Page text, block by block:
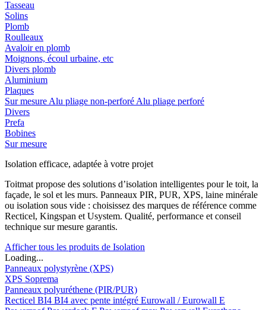
Tasseau
Solins
Plomb
Roulleaux
Avaloir en plomb
Moignons, écoul urbaine, etc
Divers plomb
Aluminium
Plaques
Sur mesure Alu pliage non-perforé Alu pliage perforé
Divers
Prefa
Bobines
Sur mesure
Isolation efficace, adaptée à votre projet
Toitmat propose des solutions d’isolation intelligentes pour le toit, la
façade, le sol et les murs. Panneaux PIR, PUR, XPS, laine minérale
ou isolation sous vide : choisissez des marques de référence comme
Recticel, Kingspan et Usystem. Qualité, performance et conseil
technique sur mesure garantis.
Afficher tous les produits de Isolation
Loading...
Panneaux polystyrène (XPS)
XPS Soprema
Panneaux polyuréthene (PIR/PUR)
Recticel BI4 BI4 avec pente intégré Eurowall / Eurowall E